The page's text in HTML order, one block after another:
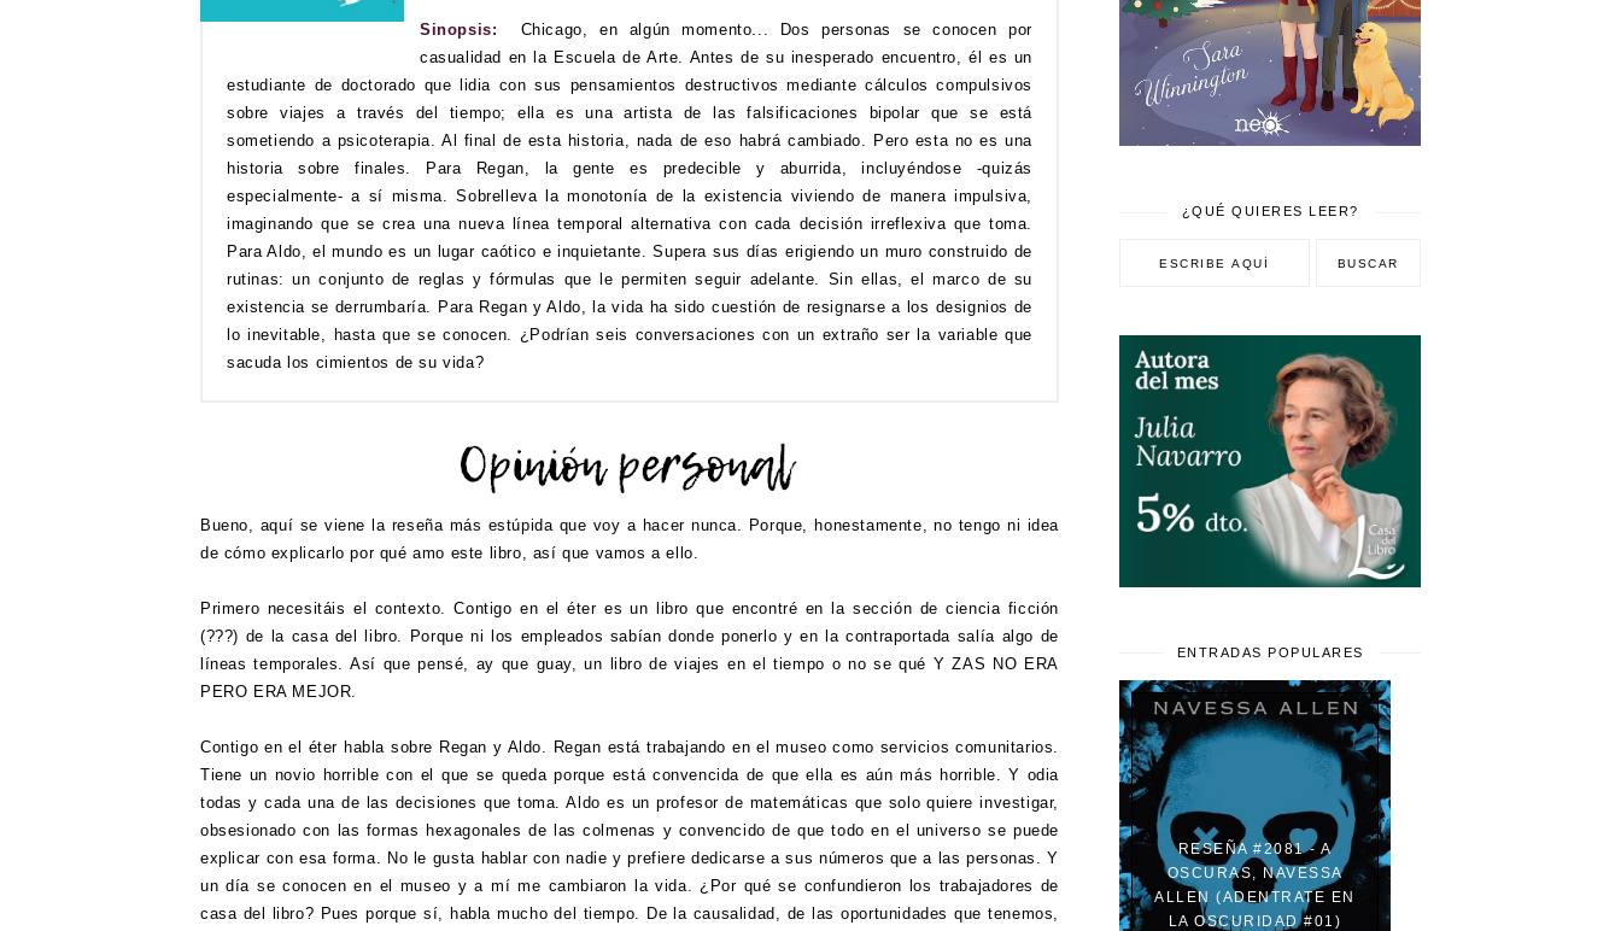
Sinopsis:
Chicago, en algún momento... Dos personas se conocen por
casualidad en la Escuela de Arte. Antes de su inesperado encuentro, él es un
estudiante de doctorado que lidia con sus pensamientos destructivos mediante cálculos compulsivos
sobre viajes a través del tiempo; ella es una artista de las falsificaciones bipolar que se está
sometiendo a psicoterapia. Al final de esta historia, nada de eso habrá cambiado. Pero esta no es una
historia sobre finales. Para Regan, la gente es predecible y aburrida, incluyéndose -quizás
especialmente- a sí misma. Sobrelleva la monotonía de la existencia viviendo de manera impulsiva,
imaginando que se crea una nueva línea temporal alternativa con cada decisión irreflexiva que toma.
Para Aldo, el mundo es un lugar caótico e inquietante. Supera sus días erigiendo un muro construido de
rutinas: un conjunto de reglas y fórmulas que le permiten seguir adelante. Sin ellas, el marco de su
existencia se derrumbaría. Para Regan y Aldo, la vida ha sido cuestión de resignarse a los designios de
lo inevitable, hasta que se conocen. ¿Podrían seis conversaciones con un extraño ser la variable que
sacuda los cimientos de su vida?
Bueno, aquí se viene la reseña más estúpida que voy a hacer nunca. Porque, honestamente, no tengo ni idea
de cómo explicarlo por qué amo este libro, así que vamos a ello.
Primero necesitáis el contexto. Contigo en el éter es un libro que encontré en la sección de ciencia ficción
(???) de la casa del libro. Porque ni los empleados sabían donde ponerlo y en la contraportada salía algo de
líneas temporales. Así que pensé, ay que guay, un libro de viajes en el tiempo o no se qué Y ZAS NO ERA
PERO ERA MEJOR.
Contigo en el éter habla sobre Regan y Aldo. Regan está trabajando en el museo como servicios comunitarios.
Tiene un novio horrible con el que se queda porque está convencida de que ella es aún más horrible. Y odia
todas y cada una de las decisiones que toma. Aldo es un profesor de matemáticas que solo quiere investigar,
obsesionado con las formas hexagonales de las colmenas y convencido de que todo en el universo se puede
explicar con esa forma. No le gusta hablar con nadie y prefiere dedicarse a sus números que a las personas. Y
un día se conocen en el museo y a mí me cambiaron la vida. ¿Por qué se confundieron los trabajadores de
casa del libro? Pues porque sí, habla mucho del tiempo. De la causalidad, de las oportunidades que tenemos,
¿QUÉ QUIERES LEER?
ENTRADAS POPULARES
RESEÑA #2081 - A
OSCURAS, NAVESSA
ALLEN (ADENTRATE EN
LA OSCURIDAD #01)